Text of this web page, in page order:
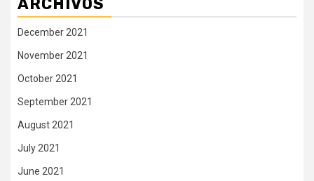
ARCHIVOS
December 2021
November 2021
October 2021
September 2021
August 2021
July 2021
June 2021